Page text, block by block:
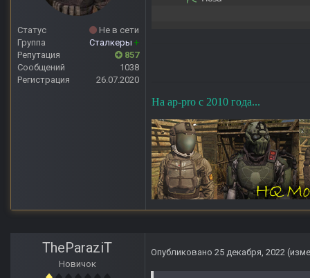
Статус
Не в сети
Группа
Сталкеры +
Репутация
857
Сообщений
1038
Регистрация
26.07.2020
На ap-pro с 2010 года...
TheParaziT
Новичок
Опубликовано 25 декабря, 2022